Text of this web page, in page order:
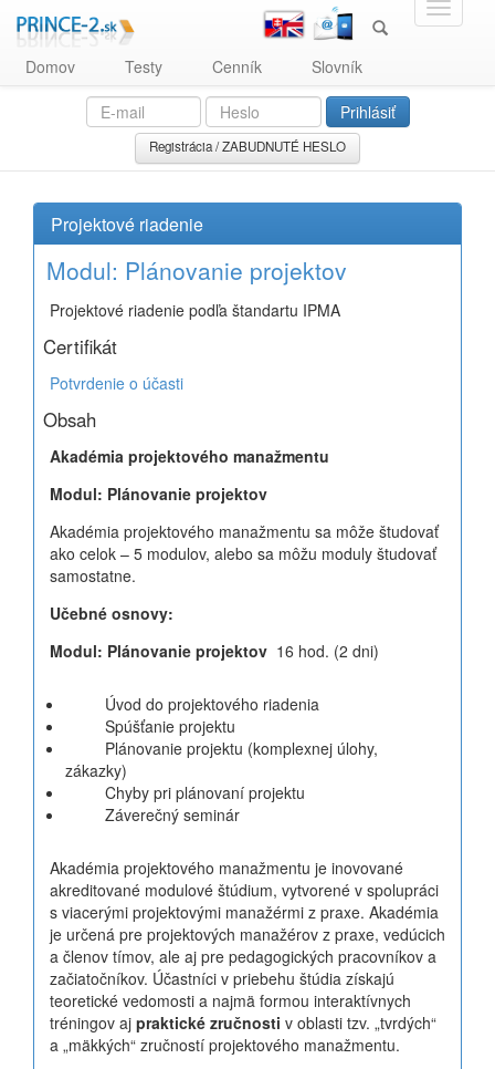
Domov Testy Cenník Slovník
Registrácia / ZABUDNUTÉ HESLO
Projektové riadenie
Modul: Plánovanie projektov
Projektové riadenie podľa štandartu IPMA
Certifikát
Potvrdenie o účasti
Obsah
Akadémia projektového manažmentu
Modul: Plánovanie projektov
Akadémia projektového manažmentu sa môže študovať
ako celok – 5 modulov, alebo sa môžu moduly študovať
samostatne.
Učebné osnovy:
Modul: Plánovanie projektov 16 hod. (2 dni)
Úvod do projektového riadenia
Spúšťanie projektu
Plánovanie projektu (komplexnej úlohy,
zákazky)
Chyby pri plánovaní projektu
Záverečný seminár
Akadémia projektového manažmentu je inovované
akreditované modulové štúdium, vytvorené v spolupráci
s viacerými projektovými manažérmi z praxe. Akadémia
je určená pre projektových manažérov z praxe, vedúcich
a členov tímov, ale aj pre pedagogických pracovníkov a
začiatočníkov. Účastníci v priebehu štúdia získajú
teoretické vedomosti a najmä formou interaktívnych
tréningov aj praktické zručnosti v oblasti tzv. „tvrdých“
a „mäkkých“ zručností projektového manažmentu.